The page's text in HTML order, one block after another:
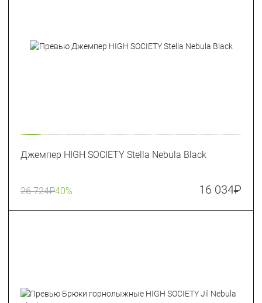
Джемпер HIGH SOCIETY Stella Nebula Black
26 724₽40% 16 034₽